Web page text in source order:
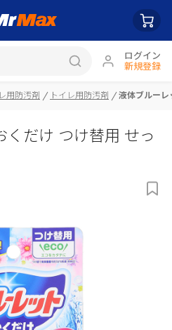
ログイン
新規登録
用防汚剤 トイレ用防汚剤 液体ブルーレ
くだけ つけ替用 せっ